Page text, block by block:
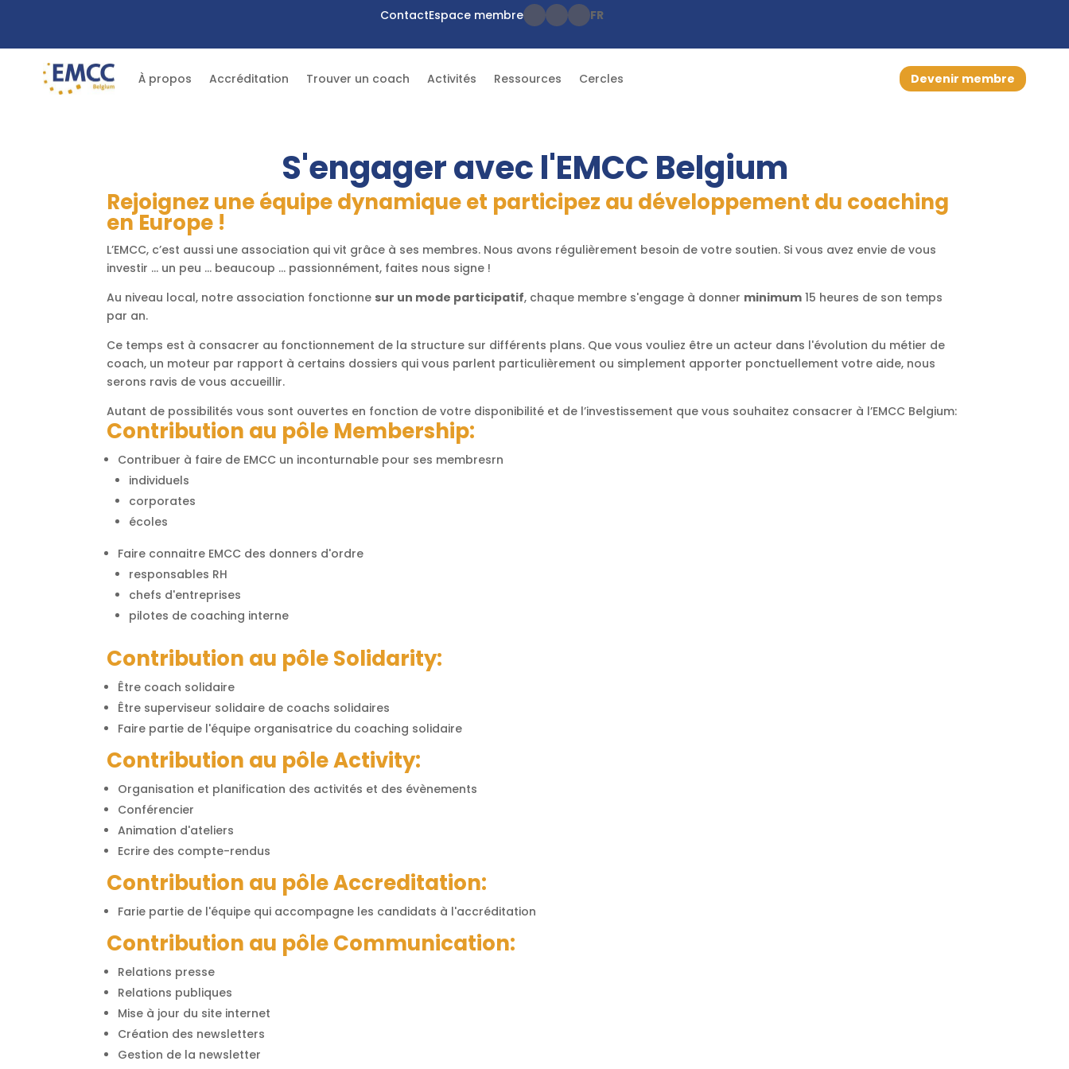
ContactEspace membre FR
À propos Accréditation Trouver un coach Activités Ressources Cercles Devenir membre
S'engager avec l'EMCC Belgium
Rejoignez une équipe dynamique et participez au développement du coaching
en Europe !
L’EMCC, c’est aussi une association qui vit grâce à ses membres. Nous avons régulièrement besoin de votre soutien. Si vous avez envie de vous
investir … un peu … beaucoup … passionnément, faites nous signe !
Au niveau local, notre association fonctionne sur un mode participatif, chaque membre s'engage à donner minimum 15 heures de son temps
par an.
Ce temps est à consacrer au fonctionnement de la structure sur différents plans. Que vous vouliez être un acteur dans l'évolution du métier de
coach, un moteur par rapport à certains dossiers qui vous parlent particulièrement ou simplement apporter ponctuellement votre aide, nous
serons ravis de vous accueillir.
Autant de possibilités vous sont ouvertes en fonction de votre disponibilité et de l’investissement que vous souhaitez consacrer à l’EMCC Belgium:
Contribution au pôle Membership:
Contribuer à faire de EMCC un inconturnable pour ses membresrn
individuels
corporates
écoles
Faire connaitre EMCC des donners d'ordre
responsables RH
chefs d'entreprises
pilotes de coaching interne
Contribution au pôle Solidarity:
Être coach solidaire
Être superviseur solidaire de coachs solidaires
Faire partie de l'équipe organisatrice du coaching solidaire
Contribution au pôle Activity:
Organisation et planification des activités et des évènements
Conférencier
Animation d'ateliers
Ecrire des compte-rendus
Contribution au pôle Accreditation:
Farie partie de l'équipe qui accompagne les candidats à l'accréditation
Contribution au pôle Communication:
Relations presse
Relations publiques
Mise à jour du site internet
Création des newsletters
Gestion de la newsletter